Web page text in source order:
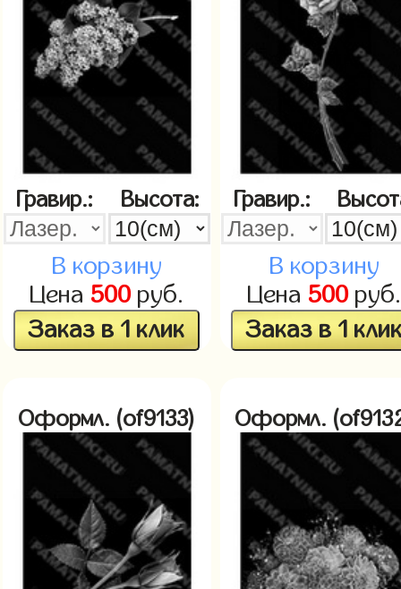
Гравир.: Высота:
В корзину
Цена 500руб.
Заказ в 1 клик
Гравир.:
В корзину
Цена 500руб.
Заказ в 1
Оформл. (of9133) Оформл.